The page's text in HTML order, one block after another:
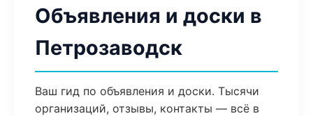
Объявления и доски в
Петрозаводск
Ваш гид по объявления и доски. Тысячи
организаций, отзывы, контакты — всё в